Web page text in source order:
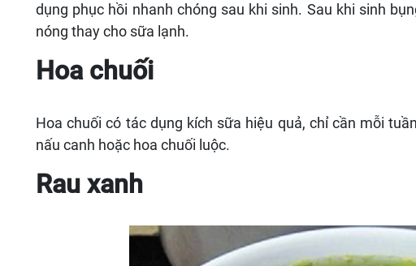
dụng phục hồi nhanh chóng sau khi sinh. Sau khi sinh
nóng thay cho sữa lạnh.
Hoa chuối
Hoa chuối có tác dụng kích sữa hiệu quả, chỉ cần mỗi
nấu canh hoặc hoa chuối luộc.
Rau xanh